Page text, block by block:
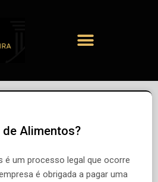
de Alimentos?
é um processo legal que ocorre
é obrigada a pagar uma